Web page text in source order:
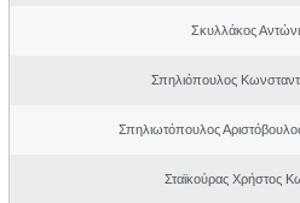
Σκυλλάκος
Σπηλιόπουλος
Σπηλιωτόπουλος
Σταϊκούρας Χρήστος